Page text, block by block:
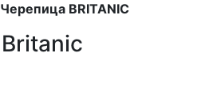
Черепица BRITANIC
Britanic